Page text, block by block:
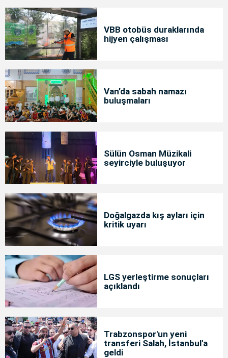
VBB otobüs duraklarında
hijyen çalışması
Van’da sabah namazı
buluşmaları
Sülün Osman Müzikali
seyirciyle buluşuyor
Doğalgazda kış ayları için
kritik uyarı
LGS yerleştirme sonuçları
açıklandı
Trabzonspor'un yeni
transferi Salah, İstanbul'a
geldi